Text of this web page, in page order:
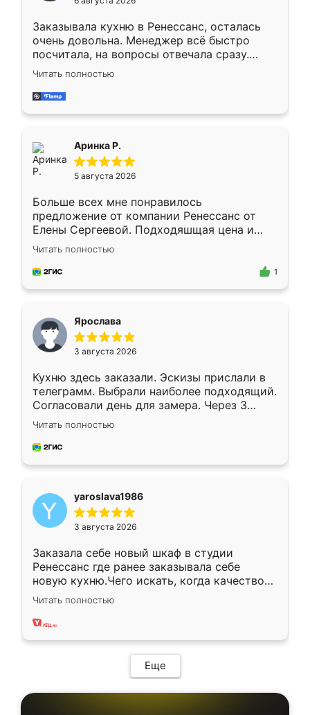
мебели буду заказывать только здесь.
Заказывала кухню в Ренессанс, осталась
очень довольна. Менеджер всё быстро
посчитала, на вопросы отвечала сразу.
Замерщик приехал в субботу, подошёл к
делу со всей ответственностью. Собрали
за день, ребята работали аккуратно, даже
Читать полностью
Аринка Р.
5 августа 2026
Больше всех мне понравилось
предложение от компании Ренессанс от
Елены Сергеевой. Подходяшщая цена и
короткие сроки изготовления. Приехавший
для замера сотрудник Владислав
предложил по моему эскизу самый
Читать полностью
1
Ярослава
3 августа 2026
Кухню здесь заказали. Эскизы прислали в
телеграмм. Выбрали наиболее подходящий.
Согласовали день для замера. Через 3
недели кухня была уже готова. Остались
довольны работой. Спасибо Ренессанс
мебель за качественную работу!
Читать полностью
yaroslava1986
3 августа 2026
Заказала себе новый шкаф в студии
Ренессанс где ранее заказывала себе
новую кухню.Чего искать, когда качеством
вполне довольна. Служит кухня уже почти
два года, нареканий нет.
Читать полностью
Еще